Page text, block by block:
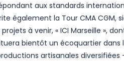
aux standards
également la Tour CMA
à venir, « ICI Marseille »,
bientôt un écoquartier
artisanales